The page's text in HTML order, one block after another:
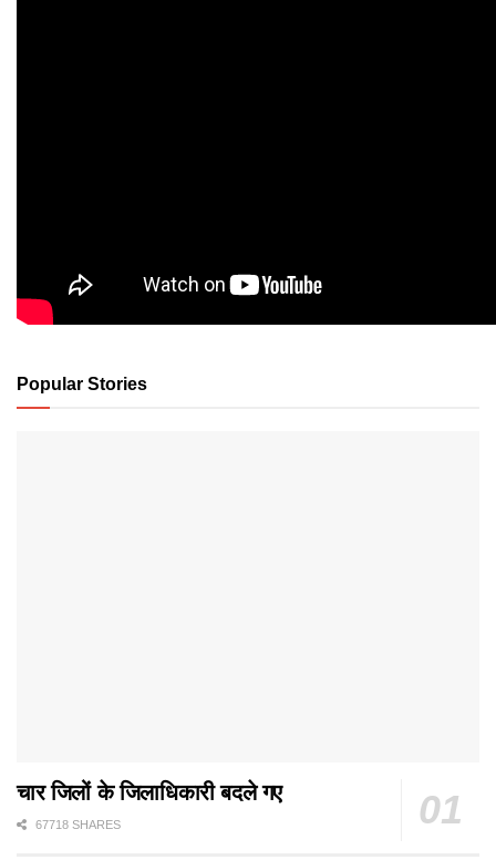
Popular Stories
चार जिलों के जिलाधिकारी बदले गए
67718 SHARES